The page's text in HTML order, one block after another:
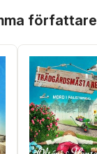
författare